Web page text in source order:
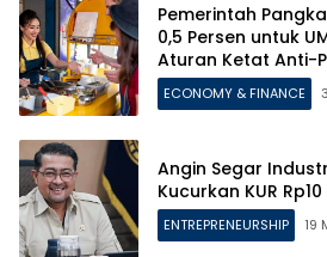
Pemerintah
0,5 Persen untuk
Aturan Ketat Anti-
ECONOMY & FINANCE
Angin Segar
Kucurkan KUR
ENTREPRENEURSHIP 19